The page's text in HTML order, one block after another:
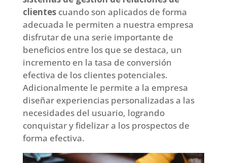
clientes cuando son aplicados de forma
adecuada le permiten a nuestra empresa
disfrutar de una serie importante de
beneficios entre los que se destaca, un
incremento en la tasa de conversión
efectiva de los clientes potenciales.
Adicionalmente le permite a la empresa
diseñar experiencias personalizadas a las
necesidades del usuario, logrando
conquistar y fidelizar a los prospectos de
forma efectiva.